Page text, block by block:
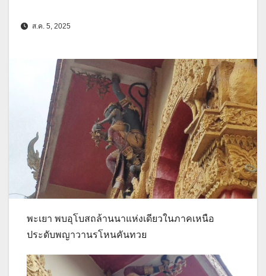
ส.ค. 5, 2025
พะเยา พบอุโบสถล้านนาแห่งเดียวในภาคเหนือ
ประดับพญาวานรโหนคันทวย